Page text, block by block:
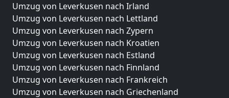
Umzug von Leverkusen nach Irland
Umzug von Leverkusen nach Lettland
Umzug von Leverkusen nach Zypern
Umzug von Leverkusen nach Kroatien
Umzug von Leverkusen nach Estland
Umzug von Leverkusen nach Finnland
Umzug von Leverkusen nach Frankreich
Umzug von Leverkusen nach Griechenland